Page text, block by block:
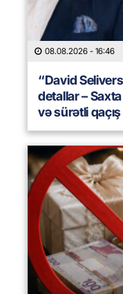
08.08.2026 - 16:46
“David
detallar –
və sürətli qaçış